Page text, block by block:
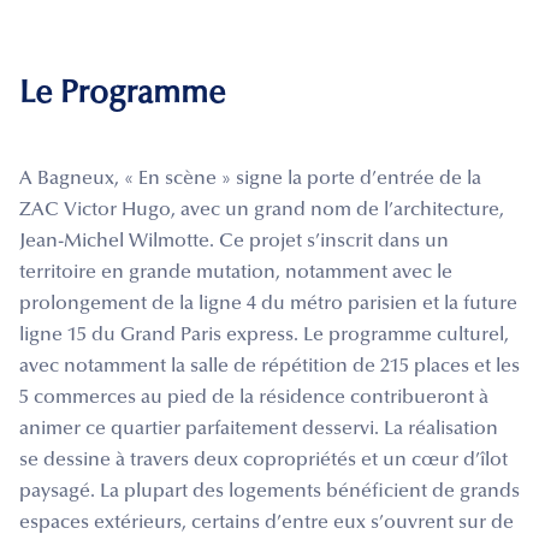
Le Programme
A Bagneux, « En scène » signe la porte d’entrée de la
ZAC Victor Hugo, avec un grand nom de l’architecture,
Jean-Michel Wilmotte. Ce projet s’inscrit dans un
territoire en grande mutation, notamment avec le
prolongement de la ligne 4 du métro parisien et la future
ligne 15 du Grand Paris express. Le programme culturel,
avec notamment la salle de répétition de 215 places et les
5 commerces au pied de la résidence contribueront à
animer ce quartier parfaitement desservi. La réalisation
se dessine à travers deux copropriétés et un cœur d’îlot
paysagé. La plupart des logements bénéficient de grands
espaces extérieurs, certains d’entre eux s’ouvrent sur de